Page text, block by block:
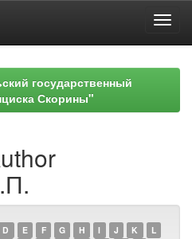
государственный
Скорины"
D E F G H I J K
L